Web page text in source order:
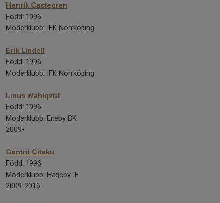
Henrik Castegren
Född: 1996
Moderklubb: IFK Norrköping
Erik Lindell
Född: 1996
Moderklubb: IFK Norrköping
Linus Wahlqvist
Född: 1996
Moderklubb: Eneby BK
2009-
Gentrit Citaku
Född: 1996
Moderklubb: Hageby IF
2009-2016